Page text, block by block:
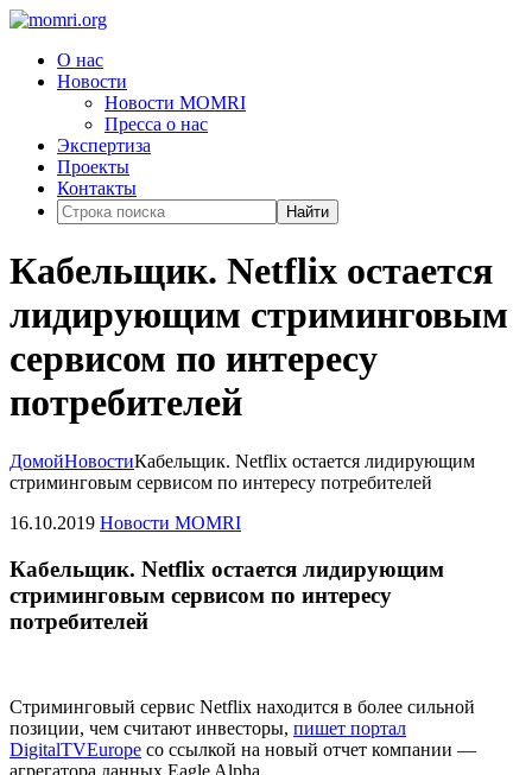
О нас
Новости
Новости MOMRI
Пресса о нас
Экспертиза
Проекты
Контакты
Найти
Кабельщик. Netflix остается
лидирующим стриминговым
сервисом по интересу
потребителей
ДомойНовостиКабельщик. Netflix остается лидирующим
стриминговым сервисом по интересу потребителей
16.10.2019 Новости MOMRI
Кабельщик. Netflix остается лидирующим
стриминговым сервисом по интересу
потребителей
Стриминговый сервис Netflix находится в более сильной
позиции, чем считают инвесторы, пишет портал
DigitalTVEurope со ссылкой на новый отчет компании —